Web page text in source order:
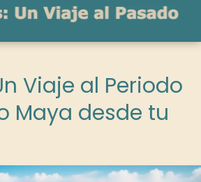
Viaje al Periodo
Maya desde tu